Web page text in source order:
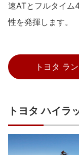
速ATとフルタイム
性を発揮します。
トヨタ ラ
トヨタ ハイラ